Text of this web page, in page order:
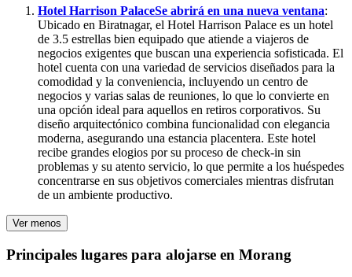
Hotel Harrison PalaceSe abrirá en una nueva ventana:
Ubicado en Biratnagar, el Hotel Harrison Palace es un hotel
de 3.5 estrellas bien equipado que atiende a viajeros de
negocios exigentes que buscan una experiencia sofisticada. El
hotel cuenta con una variedad de servicios diseñados para la
comodidad y la conveniencia, incluyendo un centro de
negocios y varias salas de reuniones, lo que lo convierte en
una opción ideal para aquellos en retiros corporativos. Su
diseño arquitectónico combina funcionalidad con elegancia
moderna, asegurando una estancia placentera. Este hotel
recibe grandes elogios por su proceso de check-in sin
problemas y su atento servicio, lo que permite a los huéspedes
concentrarse en sus objetivos comerciales mientras disfrutan
de un ambiente productivo.
Ver menos
Principales lugares para alojarse en Morang